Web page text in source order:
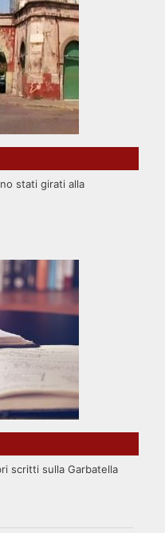
stati girati alla
scritti sulla Garbatella